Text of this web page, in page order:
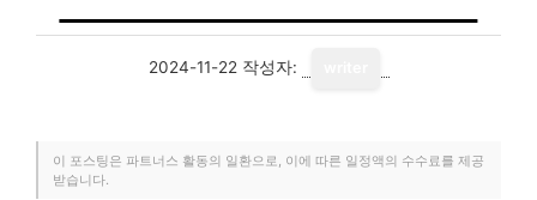
2024-11-22 작성자:
이 포스팅은 파트너스 활동의 일환으로, 이에 따른 일정액의 수수료를 제공
받습니다.